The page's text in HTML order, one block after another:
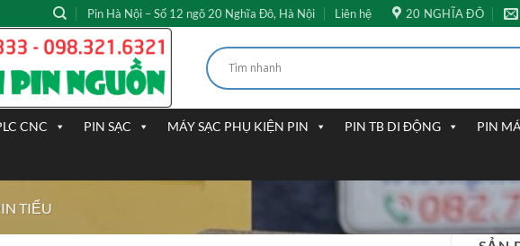
Pin Hà Nội – Số 12 ngõ 20 Nghĩa Đô, Hà Nội Liên hệ 20 NGHĨA ĐÔ
CNC PIN SẠC MÁY SẠC PHỤ KIỆN PIN PIN TB DI ĐỘNG PIN
TIỂU